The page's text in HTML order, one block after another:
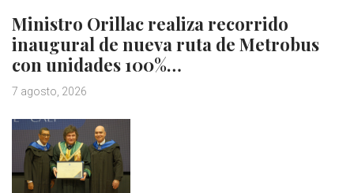
Ministro Orillac realiza recorrido
inaugural de nueva ruta de Metrobus
con unidades 100%…
7 agosto, 2026